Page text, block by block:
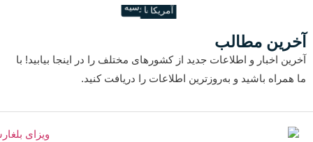
آسیا
اروپا
اقیانوسیه
آفریقا
آمریکا
آخرین مطالب
آخرین اخبار و اطلاعات جدید از کشورهای مختلف را در اینجا بیابید! با
ما همراه باشید و به‌روزترین اطلاعات را دریافت کنید.